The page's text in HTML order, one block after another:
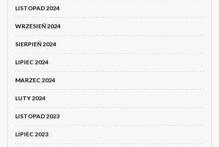
LISTOPAD 2024
WRZESIEŃ 2024
SIERPIEŃ 2024
LIPIEC 2024
MARZEC 2024
LUTY 2024
LISTOPAD 2023
LIPIEC 2023